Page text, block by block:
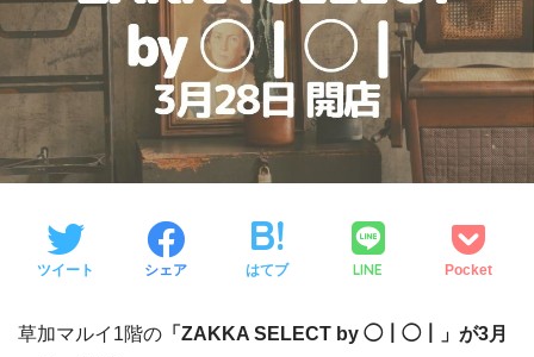
ツイート シェア はてブ LINE Pocket
草加マルイ1階の 「ZAKKA SELECT by ◯｜◯｜」が3月